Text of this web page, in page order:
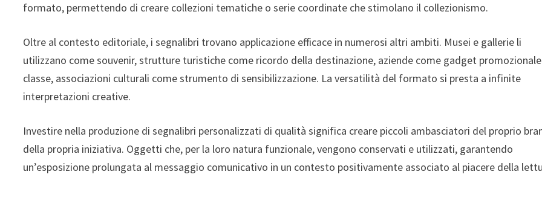
formato, permettendo di creare collezioni tematiche o serie coordinate che stimolano il collezionismo.
Oltre al contesto editoriale, i segnalibri trovano applicazione efficace in numerosi altri ambiti. Musei e gallerie li
utilizzano come souvenir, strutture turistiche come ricordo della destinazione, aziende come gadget
classe, associazioni culturali come strumento di sensibilizzazione. La versatilità del formato si presta a infinite
interpretazioni creative.
Investire nella produzione di segnalibri personalizzati di qualità significa creare piccoli ambasciatori del proprio
della propria iniziativa. Oggetti che, per la loro natura funzionale, vengono conservati e utilizzati, garantendo
un’esposizione prolungata al messaggio comunicativo in un contesto positivamente associato al piacere della